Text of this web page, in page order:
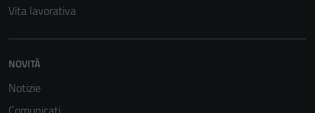
Vita lavorativa
NOVITÀ
Notizie
sono necessari